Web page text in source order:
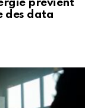
prévient
des data